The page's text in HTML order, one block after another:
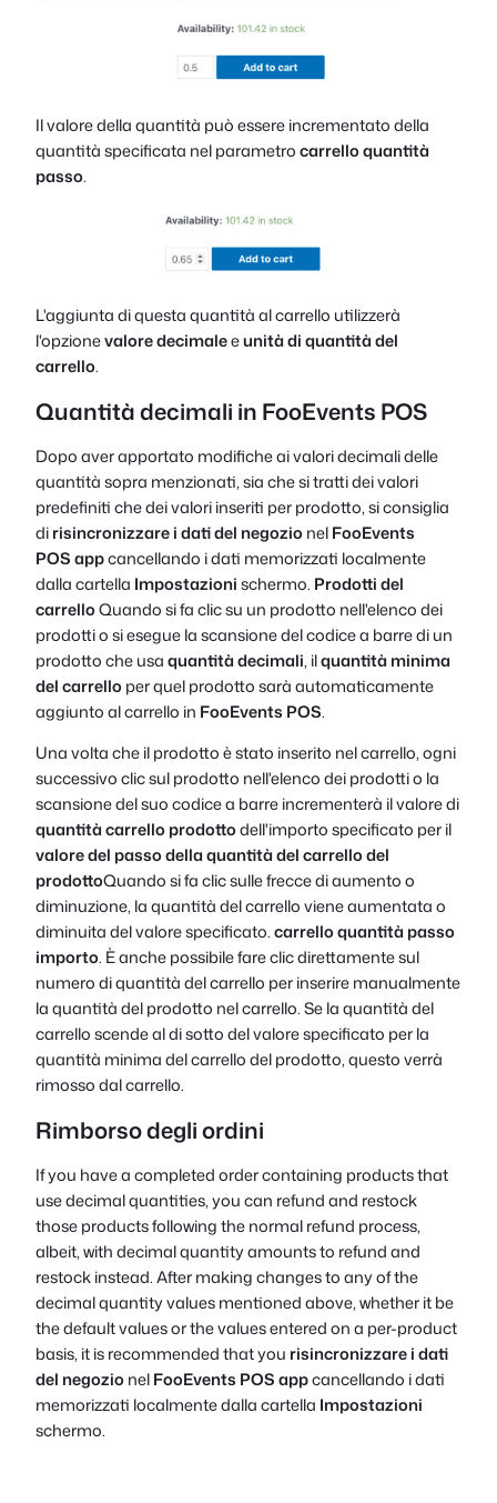
Il valore della quantità può essere incrementato della
quantità specificata nel parametrocarrello quantità
passo.
L'aggiunta di questa quantità al carrello utilizzerà
l'opzionevalore decimaleeunità di quantità del
carrello.
Quantità decimali in FooEvents POS
Dopo aver apportato modifiche ai valori decimali delle
quantità sopra menzionati, sia che si tratti dei valori
predefiniti che dei valori inseriti per prodotto, si consiglia
dirisincronizzare i dati del negozionelFooEvents
POSappcancellando i dati memorizzati localmente
dalla cartella Impostazionischermo. Prodotti del
carrelloQuando si fa clic su un prodotto nell'elenco dei
prodotti o si esegue la scansione del codice a barre di un
prodotto che usaquantità decimali, ilquantità minima
del carrelloper quel prodotto sarà automaticamente
aggiunto al carrello in FooEvents POS.
Una volta che il prodotto è stato inserito nel carrello, ogni
successivo clic sul prodotto nell'elenco dei prodotti o la
scansione del suo codice a barre incrementerà il valore di
quantità carrello prodottodell'importo specificato per il
valore del passo della quantità del carrello del
prodottoQuando si fa clic sulle frecce di aumento o
diminuzione, la quantità del carrello viene aumentata o
diminuita del valore specificato.carrello quantità passo
importo. È anche possibile fare clic direttamente sul
numero di quantità del carrello per inserire manualmente
la quantità del prodotto nel carrello. Se la quantità del
carrello scende al di sotto del valore specificato per la
quantità minima del carrello del prodotto, questo verrà
rimosso dal carrello.
Rimborso degli ordini
If you have a completed order containing products that
use decimal quantities, you can refund and restock
those products following the normal refund process,
albeit, with decimal quantity amounts to refund and
restock instead. After making changes to any of the
decimal quantity values mentioned above, whether it be
the default values or the values entered on a per-product
basis, it is recommended that you risincronizzare i dati
del negozionelFooEvents POSappcancellando i dati
memorizzati localmente dalla cartella Impostazioni
schermo.